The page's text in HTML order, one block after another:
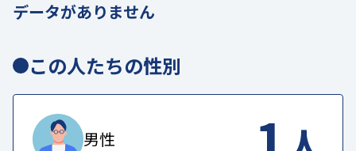
データがありません
この人たちの性別
男性